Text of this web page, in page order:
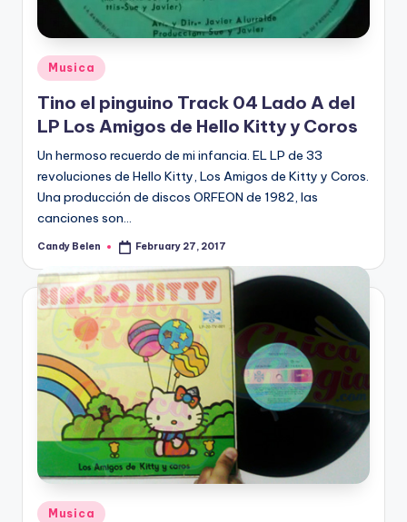
Posted
in
Musica
Tino el pinguino Track 04 Lado A del
LP Los Amigos de Hello Kitty y Coros
Un hermoso recuerdo de mi infancia. EL LP de 33
revoluciones de Hello Kitty, Los Amigos de Kitty y Coros.
Una producción de discos ORFEON de 1982, las
canciones son…
Posted
Candy Belen February 27, 2017
Posted
Musica